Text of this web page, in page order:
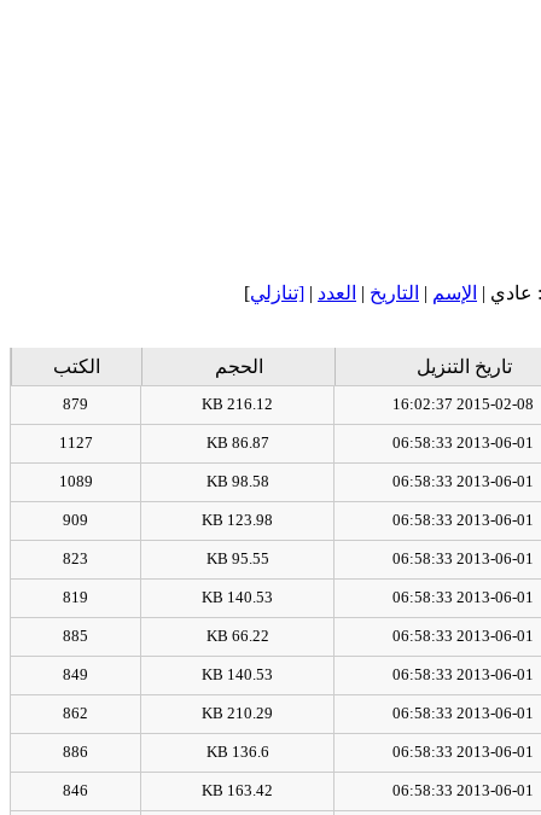
| الإسم | التاريخ | العدد | [تنازلي]
تاريخ التنزيل الحجم الكتب
2015-02-08 16:02:37
216.12 KB
879
2013-06-01 06:58:33
86.87 KB
1127
2013-06-01 06:58:33
98.58 KB
1089
2013-06-01 06:58:33
123.98 KB
909
2013-06-01 06:58:33
95.55 KB
823
2013-06-01 06:58:33
140.53 KB
819
2013-06-01 06:58:33
66.22 KB
885
2013-06-01 06:58:33
140.53 KB
849
2013-06-01 06:58:33
210.29 KB
862
2013-06-01 06:58:33
136.6 KB
886
2013-06-01 06:58:33
163.42 KB
846